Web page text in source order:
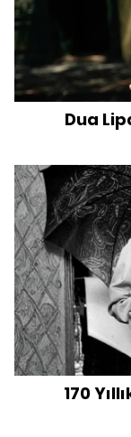
Dua
170